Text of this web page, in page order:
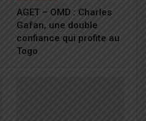
AGET – OMD : Charles
Gafan, une double
confiance qui profite au
Togo